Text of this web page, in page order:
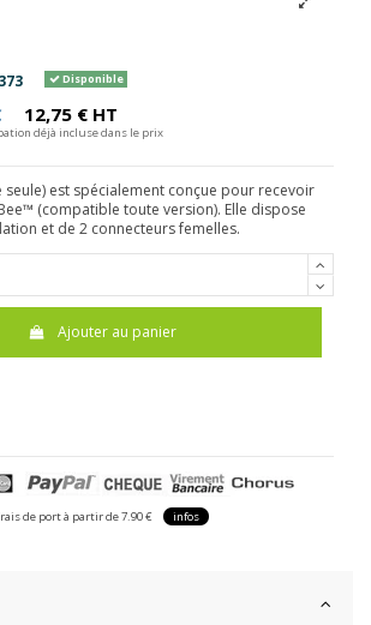
Disponible
12,75 € HT
déjà incluse dans le prix
seule) est spécialement conçue pour recevoir
(compatible toute version). Elle dispose
et de 2 connecteurs femelles.
Ajouter au panier
de port à partir de 7.90 € infos